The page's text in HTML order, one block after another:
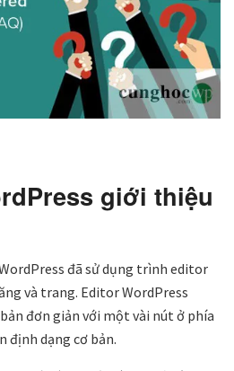
giới thiệu
đã sử dụng trình editor
và trang. Editor WordPress
đơn giản với một vài nút ở phía
định dạng cơ bản.